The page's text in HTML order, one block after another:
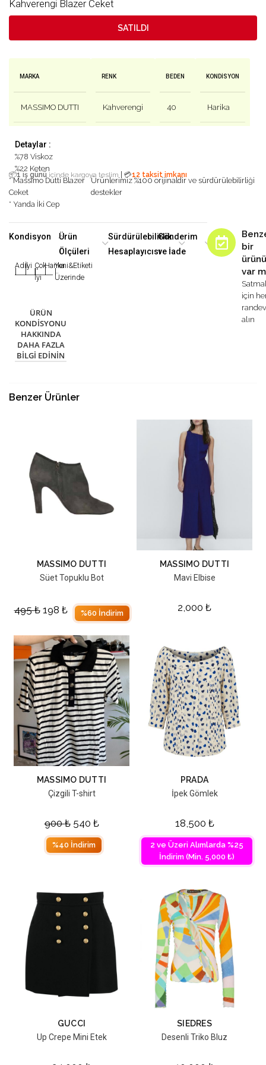
Kahverengi Blazer Ceket
SATILDI
MARKA
MASSIMO DUTTI
RENK
Kahverengi
BEDEN
40
KONDISYON
Harika
Detaylar :
%78 Viskoz
%22 Keten
📦1 iş günü içinde kargoya teslim 💳12 taksit imkanı
* Massimo Dutti Blazer
Ceket
* Yanda İki Cep
Ürünlerimiz %100 orijinaldir ve sürdürülebilirliği
destekler
Kondisyon
Adilİyi
|
Çok
İyi
Harika
|
Yeni&Etiketi
Üzerinde
ÜRÜN
KONDISYONU
HAKKINDA
DAHA FAZLA
BILGI EDININ
Ürün
Ölçüleri
Sürdürülebilirlik
Hesaplayıcısı
Gönderim
ve İade
bir
var
için
alın
Benzer Ürünler
MASSIMO DUTTI
Süet Topuklu Bot
495₺ 198 ₺ %60 İndirim
MASSIMO DUTTI
Mavi Elbise
2,000 ₺
MASSIMO DUTTI
Çizgili T-shirt
900₺ 540 ₺
%40 İndirim
PRADA
İpek Gömlek
18,500 ₺
2 ve Üzeri Alımlarda %25
İndirim (Min. 5,000 ₺)
GUCCI
Up Crepe Mini Etek
SIEDRES
Desenli Triko Bluz